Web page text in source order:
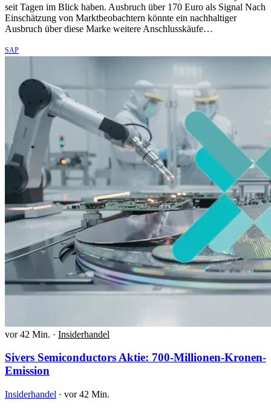
seit Tagen im Blick haben. Ausbruch über 170 Euro als Signal Nach
Einschätzung von Marktbeobachtern könnte ein nachhaltiger
Ausbruch über diese Marke weitere Anschlusskäufe…
SAP
vor 42 Min. · Insiderhandel
Sivers Semiconductors Aktie: 700-Millionen-Kronen-
Emission
Insiderhandel · vor 42 Min.